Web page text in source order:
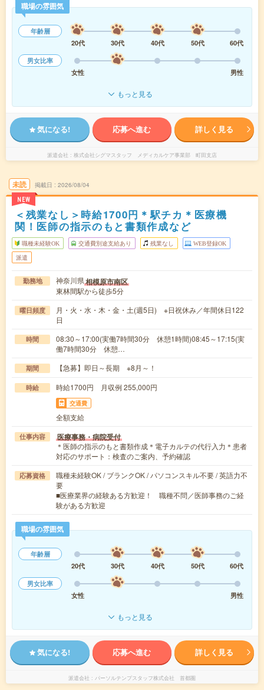
職場の雰囲気
年齢層
20代
30代 40代 50代
60代
男女比率
女性
男性
もっと見る
気になる! 応募へ進む 詳しく見る
派遣会社 株式会社シグマスタッフ メディカルケア事業部 町田支店
未読
NEW
掲載日 2026/08/04
＜残業なし＞時給1700円＊駅チカ＊医療機
関！医師の指示のもと書類作成など
職種未経験OK 交通費別途支給あり 残業なし WEB登録OK
派遣
勤務地 神奈川県相模原市南区
東林間駅から徒歩5分
曜日頻度
月・火・水・木・金・土(週5日) ※日祝休み／年間休日122
日
時間
08:30～17:00(実働7時間30分 休憩1時間)08:45～17:15(実
働7時間30分 休憩…
期間 【急募】即日～長期 ※8月～！
時給 時給1700円 月収例 255,000円
交通費
全額支給
仕事内容 医療事務・病院受付
＊医師の指示のもと書類作成＊電子カルテの代行入力＊患者
対応のサポート：検査のご案内、予約確認
応募資格
職種未経験OK / ブランクOK / パソコンスキル不要 / 英語力不
要
■医療業界の経験ある方歓迎！ 職種不問／医師事務のご経
験がある方歓迎
職場の雰囲気
年齢層
20代
30代 40代 50代
60代
男女比率
女性
男性
もっと見る
気になる! 応募へ進む 詳しく見る
派遣会社 パーソルテンプスタッフ株式会社 首都圏